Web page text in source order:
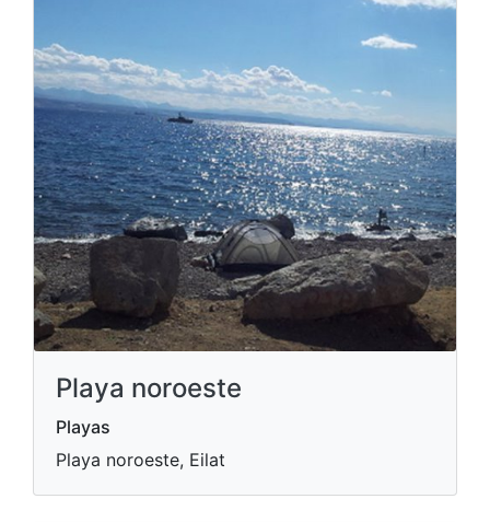
Playa noroeste
Playas
Playa noroeste, Eilat